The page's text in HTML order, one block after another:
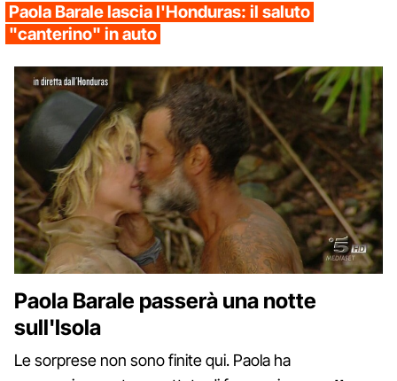
Paola Barale lascia l'Honduras: il saluto
"canterino" in auto
Paola Barale passerà una notte
sull'Isola
Le sorprese non sono finite qui. Paola ha